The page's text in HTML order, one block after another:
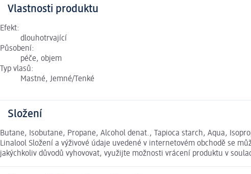
Vlastnosti produktu
Efekt:
dlouhotrvající
Působení:
péče, objem
Typ vlasů:
Mastné, Jemné/Tenké
Složení
Butane, Isobutane, Propane, Alcohol denat., Tapioca starch, Aqua,
Linalool Složení a výživové údaje uvedené v internetovém obchodě se
jakýchkoliv důvodů vyhovovat, využijte možnosti vrácení produktu v